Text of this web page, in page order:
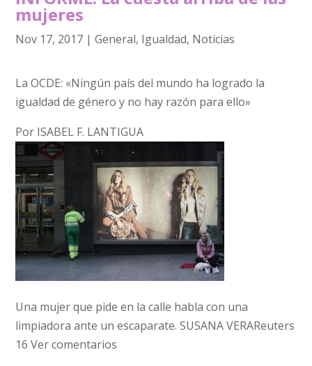
mujeres
Nov 17, 2017 |General, Igualdad, Noticias
La OCDE: «Ningún país del mundo ha logrado la
igualdad de género y no hay razón para ello»
Por ISABEL F. LANTIGUA
Una mujer que pide en la calle habla con una
limpiadora ante un escaparate. SUSANA VERAReuters
16 Ver comentarios